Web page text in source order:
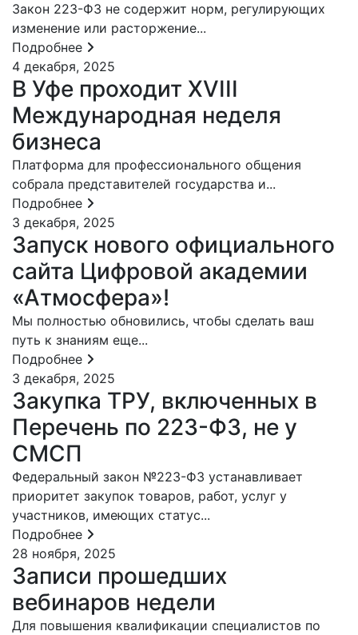
Закон 223-ФЗ не содержит норм, регулирующих
изменение или расторжение...
Подробнее
4 декабря, 2025
В Уфе проходит XVIII
Международная неделя
бизнеса
Платформа для профессионального общения
собрала представителей государства и...
Подробнее
3 декабря, 2025
Запуск нового официального
сайта Цифровой академии
«Атмосфера»!
Мы полностью обновились, чтобы сделать ваш
путь к знаниям еще...
Подробнее
3 декабря, 2025
Закупка ТРУ, включенных в
Перечень по 223-ФЗ, не у
СМСП
Федеральный закон №223-ФЗ устанавливает
приоритет закупок товаров, работ, услуг у
участников, имеющих статус...
Подробнее
28 ноября, 2025
Записи прошедших
вебинаров недели
Для повышения квалификации специалистов по